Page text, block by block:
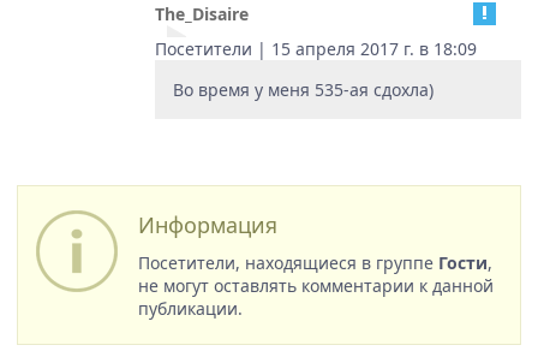
The_Disaire
Посетители | 15 апреля 2017 г. в 18:09
Во время у меня 535-ая сдохла)
Информация
Посетители, находящиеся в группе Гости,
не могут оставлять комментарии к данной
публикации.